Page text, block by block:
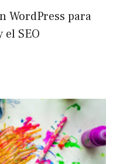
WordPress para
SEO